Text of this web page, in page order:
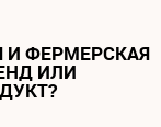
И ФЕРМЕРСКАЯ
ИЛИ